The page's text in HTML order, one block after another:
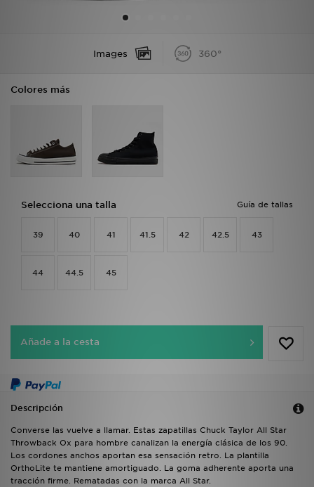
Images 360°
Colores más
Guía de tallas
Selecciona una talla
39 40 41 41.5 42 42.5 43
44 44.5 45
Añade a la cesta
Descripción
Converse las vuelve a llamar. Estas zapatillas Chuck Taylor All Star
Throwback Ox para hombre canalizan la energía clásica de los 90.
Los cordones anchos aportan esa sensación retro. La plantilla
OrthoLite te mantiene amortiguado. La goma adherente aporta una
tracción firme. Rematadas con la marca All Star.